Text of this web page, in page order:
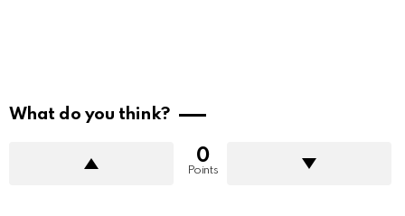
What do you think?
0
Points